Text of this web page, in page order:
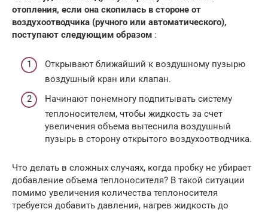
отопления, если она скопилась в стороне от
воздухоотводчика (ручного или автоматического),
поступают следующим образом :
Открывают ближайший к воздушному пузырю
воздушный кран или клапан.
Начинают понемногу подпитывать систему
теплоносителем, чтобы жидкость за счет
увеличения объема вытеснила воздушный
пузырь в сторону открытого воздухоотводчика.
Что делать в сложных случаях, когда пробку не убирает
добавление объема теплоносителя? В такой ситуации
помимо увеличения количества теплоносителя
требуется добавить давления, нагрев жидкость до